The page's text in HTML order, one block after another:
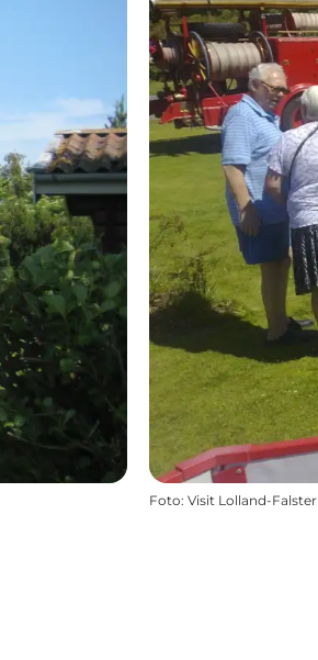
Foto: Visit Lolland-Falster